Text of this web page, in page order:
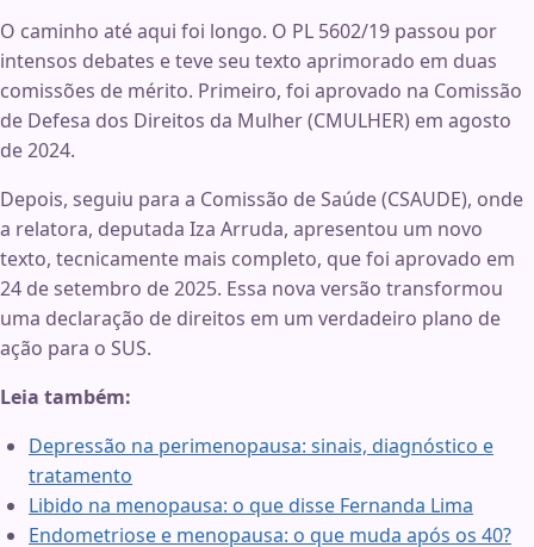
O caminho até aqui foi longo. O PL 5602/19 passou por
intensos debates e teve seu texto aprimorado em duas
comissões de mérito. Primeiro, foi aprovado na Comissão
de Defesa dos Direitos da Mulher (CMULHER) em agosto
de 2024.
Depois, seguiu para a Comissão de Saúde (CSAUDE), onde
a relatora, deputada Iza Arruda, apresentou um novo
texto, tecnicamente mais completo, que foi aprovado em
24 de setembro de 2025. Essa nova versão transformou
uma declaração de direitos em um verdadeiro plano de
ação para o SUS.
Leia também:
Depressão na perimenopausa: sinais, diagnóstico e
tratamento
Libido na menopausa: o que disse Fernanda Lima
Endometriose e menopausa: o que muda após os 40?